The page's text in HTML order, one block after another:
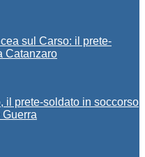
sul Carso: il prete-
Catanzaro
il prete-soldato in soccorso